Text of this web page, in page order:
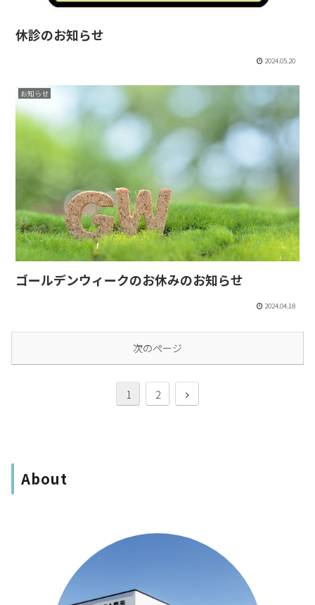
休診のお知らせ
2024.05.20
お知らせ
ゴールデンウィークのお休みのお知らせ
2024.04.18
次のページ
1 2
About